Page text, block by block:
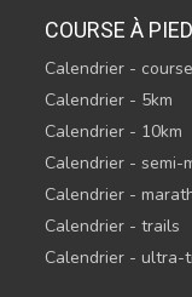
COURSE À PIED
Calendrier -
Calendrier - 5km
Calendrier - 10km
Calendrier - semi-
Calendrier -
Calendrier - trails
Calendrier - ultra-